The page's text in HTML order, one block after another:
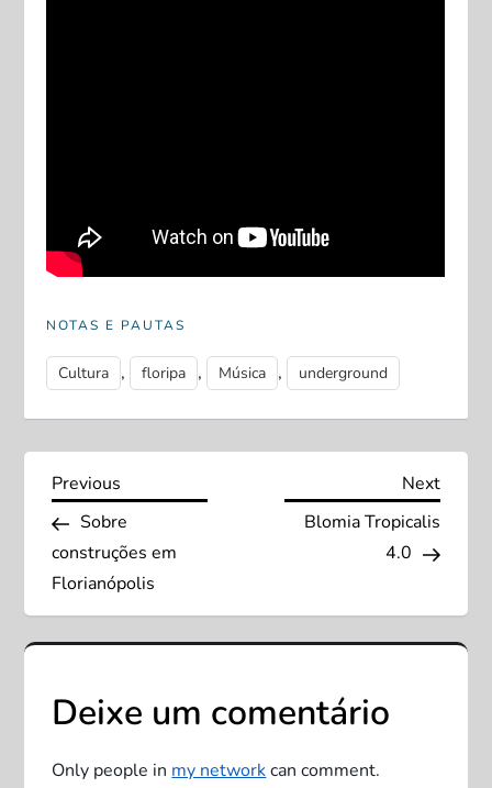
NOTAS E PAUTAS
Cultura , floripa , Música , underground
N
a
v
e
g
a
Previous
Post
Previous
Sobre
construções em
Florianópolis
Next
Post
Next
Blomia Tropicalis
4.0
Deixe um comentário
Only people inmy networkcan comment.